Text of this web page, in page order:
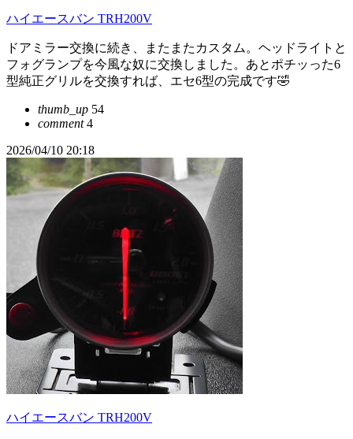
ハイエースバン TRH200V
ドアミラー交換に続き、またまたカスタム。ヘッドライトと
フォグランプを今風な奴に交換しました。あとポチッった6
型純正グリルを交換すれば、エセ6型の完成です🤣
thumb_up 54
comment4
2026/04/10 20:18
ハイエースバン TRH200V